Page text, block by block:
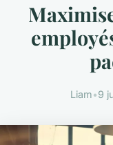
Liam•9